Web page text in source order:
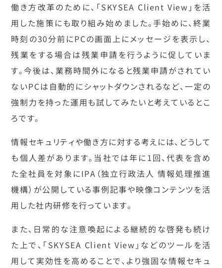
働き方改革のために、「SKYSEA Client View」を活
用した施策にも取り組み始めました。手始めに、終業
時刻の30分前にPCの画面上にメッセージを表示し、
残業をする場合は残業申請を行うように促していま
す。今後は、業務時間外になると残業申請がされてい
ないPCは自動的にシャットダウンされるなど、一定の
強制力を持った運用も試してみたいと考えているとこ
ろです。
情報セキュリティや働き方に対する考えには、どうして
も個人差があります。当社では年に1回、代表を含め
た全社員を対象にIPA（独立行政法人 情報処理推進
機構）が公開している事例記事や映像コンテンツを活
用した社内研修を行っています。
また、日常的な注意喚起による継続的な啓発も続け
た上で、「SKYSEA Client View」などのツールを活
用して実効性を高めることで、より強固な情報セキュ